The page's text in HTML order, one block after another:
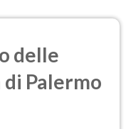
delle
Palermo